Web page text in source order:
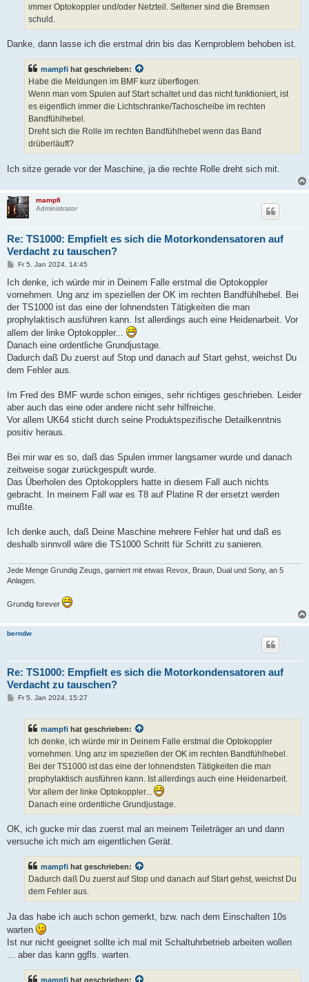
immer Optokoppler und/oder Netzteil. Seltener sind die Bremsen
schuld.
Danke, dann lasse ich die erstmal drin bis das Kernproblem behoben ist.
mampfi hat geschrieben:
Habe die Meldungen im BMF kurz überflogen.
Wenn man vom Spulen auf Start schaltet und das nicht funktioniert, ist
es eigentlich immer die Lichtschranke/Tachoscheibe im rechten
Bandfühlhebel.
Dreht sich die Rolle im rechten Bandfühlhebel wenn das Band
drüberläuft?
Ich sitze gerade vor der Maschine, ja die rechte Rolle dreht sich mit.
mampfi
Administrator
Re: TS1000: Empfielt es sich die Motorkondensatoren auf
Verdacht zu tauschen?
B
i
r
a
Fr 5. Jan 2024, 14:45
Ich denke, ich würde mir in Deinem Falle erstmal die Optokoppler
vornehmen. Ung anz im speziellen der OK im rechten Bandfühlhebel. Bei
der TS1000 ist das eine der lohnendsten Tätigkeiten die man
prophylaktisch ausführen kann. Ist allerdings auch eine Heidenarbeit. Vor
allem der linke Optokoppler...
Danach eine ordentliche Grundjustage.
Dadurch daß Du zuerst auf Stop und danach auf Start gehst, weichst Du
dem Fehler aus.
Im Fred des BMF wurde schon einiges, sehr richtiges geschrieben. Leider
aber auch das eine oder andere nicht sehr hilfreiche.
Vor allem UK64 sticht durch seine Produktspezifische Detailkenntnis
positiv heraus.
Bei mir war es so, daß das Spulen immer langsamer wurde und danach
zeitweise sogar zurückgespult wurde.
Das Überholen des Optokopplers hatte in diesem Fall auch nichts
gebracht. In meinem Fall war es T8 auf Platine R der ersetzt werden
mußte.
Ich denke auch, daß Deine Maschine mehrere Fehler hat und daß es
deshalb sinnvoll wäre die TS1000 Schritt für Schritt zu sanieren.
Jede Menge Grundig Zeugs, garniert mit etwas Revox, Braun, Dual und Sony, an 5
Anlagen.
Grundig forever
berndw
Re: TS1000: Empfielt es sich die Motorkondensatoren auf
Verdacht zu tauschen?
BFr 5. Jan 2024, 15:27
mampfi hat geschrieben:
Ich denke, ich würde mir in Deinem Falle erstmal die Optokoppler
vornehmen. Ung anz im speziellen der OK im rechten Bandfühlhebel.
Bei der TS1000 ist das eine der lohnendsten Tätigkeiten die man
prophylaktisch ausführen kann. Ist allerdings auch eine Heidenarbeit.
Vor allem der linke Optokoppler...
Danach eine ordentliche Grundjustage.
OK, ich gucke mir das zuerst mal an meinem Teileträger an und dann
versuche ich mich am eigentlichen Gerät.
mampfi hat geschrieben:
Dadurch daß Du zuerst auf Stop und danach auf Start gehst, weichst Du
dem Fehler aus.
Ja das habe ich auch schon gemerkt, bzw. nach dem Einschalten 10s
warten
Ist nur nicht geeignet sollte ich mal mit Schaltuhrbetrieb arbeiten wollen
... aber das kann ggfls. warten.
mampfi hat geschrieben: